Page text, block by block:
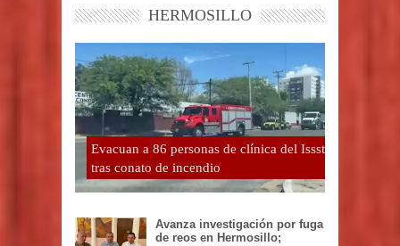
HERMOSILLO
Evacuan a 86 personas de clínica del Issste
tras conato de incendio
Avanza investigación por fuga
de reos en Hermosillo;